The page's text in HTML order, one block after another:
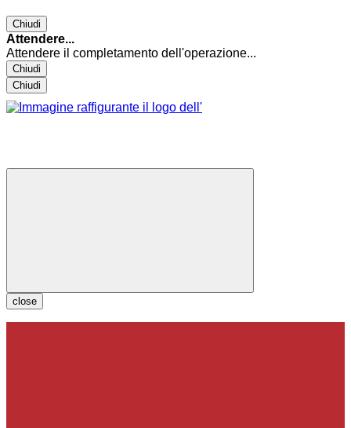
Chiudi
Attendere...
Attendere il completamento dell'operazione...
Chiudi
Chiudi
close